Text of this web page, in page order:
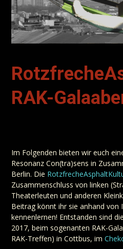
RAK-
Im Folgenden bieten wir euch
Resonanz Con(tra)sens in
Berlin. Die
Zusammenschluss von linken
Theaterleuten und anderen
Beitrag könnt ihr sie anhand von
kennenlernen! Entstanden sind
2017, beim sogenanten RAK-
RAK-Treffen) in Cottbus, im